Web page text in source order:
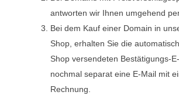
antworten wir Ihnen umgehend
Bei dem Kauf einer Domain in
Shop, erhalten Sie die
Shop versendeten Bestätigungs-
nochmal separat eine E-Mail mit
Rechnung.